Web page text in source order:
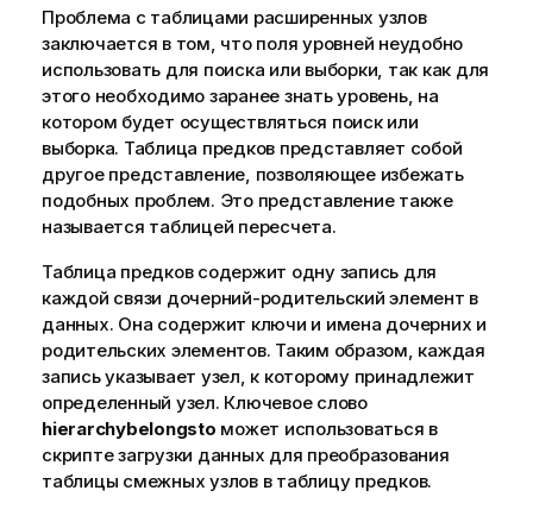
Проблема с таблицами расширенных узлов
заключается в том, что поля уровней неудобно
использовать для поиска или выборки, так как для
этого необходимо заранее знать уровень, на
котором будет осуществляться поиск или
выборка. Таблица предков представляет собой
другое представление, позволяющее избежать
подобных проблем. Это представление также
называется таблицей пересчета.
Таблица предков содержит одну запись для
каждой связи дочерний-родительский элемент в
данных. Она содержит ключи и имена дочерних и
родительских элементов. Таким образом, каждая
запись указывает узел, к которому принадлежит
определенный узел. Ключевое слово
hierarchybelongsto может использоваться в
скрипте загрузки данных для преобразования
таблицы смежных узлов в таблицу предков.